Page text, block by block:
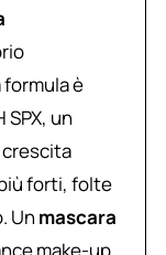
formula è
SPX, un
forti, folte
Un mascara
make-up